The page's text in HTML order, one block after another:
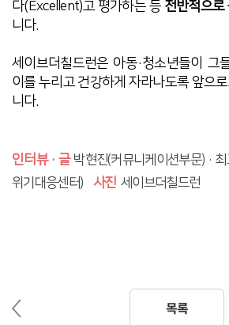
다(Excellent)고 평가하는 등 전반적으로
니다.
세이브더칠드런은 아동·청소년들이 그
이를 누리고 건강하게 자라나도록 앞으
니다.
인터뷰 · 글 박현진(커뮤니케이션부문) ·
위기대응센터)
사진세이브더칠드런
목록